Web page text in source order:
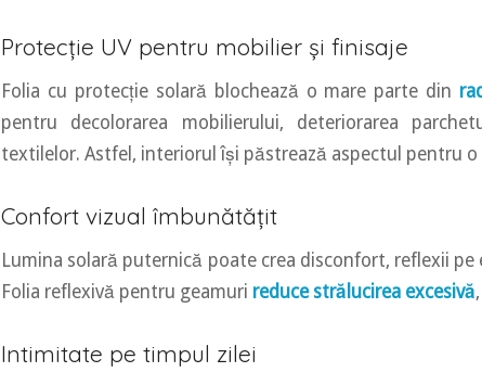
Protecție UV pentru mobilier și finisaje
Folia cu protecție solară blochează o mare parte din
pentru decolorarea mobilierului, deteriorarea
textilelor. Astfel, interiorul își păstrează aspectul pentru
Confort vizual îmbunătățit
Lumina solară puternică poate crea disconfort, reflexii pe
Folia reflexivă pentru geamuri reduce strălucirea excesivă
Intimitate pe timpul zilei